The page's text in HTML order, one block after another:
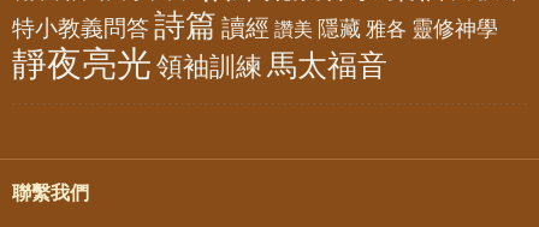
特小教義問答詩篇 讀經 讚美 隱藏 雅各 靈修神學
靜夜亮光 領袖訓練 馬太福音
聯繫我們